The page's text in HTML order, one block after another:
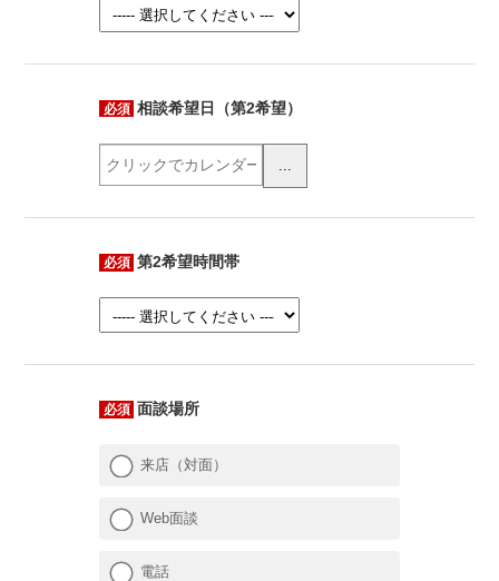
必須 相談希望日（第2希望）
...
必須 第2希望時間帯
必須 面談場所
来店（対面）
Web面談
電話